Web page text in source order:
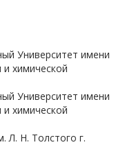
Университет имени
химической
Университет имени
химической
Л. Н. Толстого г.